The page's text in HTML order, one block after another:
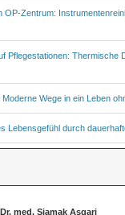
OP-Zentrum:
Pflegestationen: Thermische
Wege in ein Leben
Lebensgefühl durch
med. Siamak Asgari